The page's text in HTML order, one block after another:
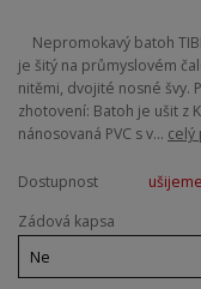
Nepromokavý batoh
je šitý na průmyslovém
nitěmi, dvojité nosné švy.
zhotovení: Batoh je ušit z
nánosovaná PVC s v... celý
Dostupnost
Zádová kapsa